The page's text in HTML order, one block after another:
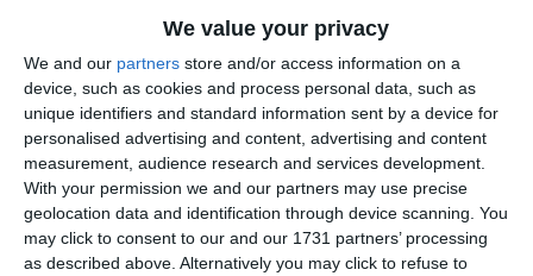
We value your privacy
We and our partners store and/or access information on a
device, such as cookies and process personal data, such as
unique identifiers and standard information sent by a device for
personalised advertising and content, advertising and content
measurement, audience research and services development.
With your permission we and our partners may use precise
geolocation data and identification through device scanning. You
may click to consent to our and our 1731 partners’ processing
as described above. Alternatively you may click to refuse to